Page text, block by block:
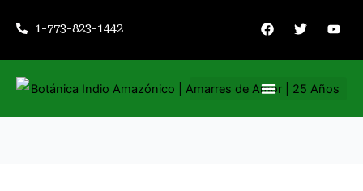
contenido
1-773-823-1442
F
a
e
o
T
w
t
e
Y
o
t
b